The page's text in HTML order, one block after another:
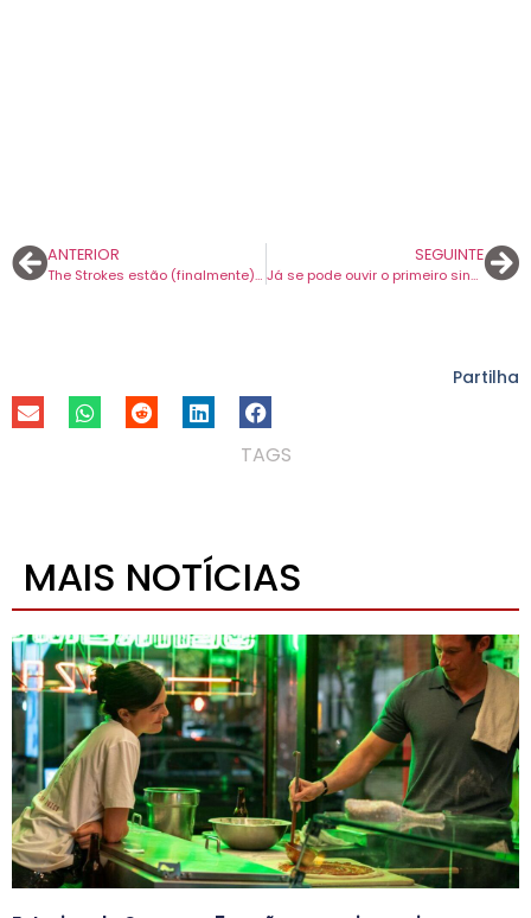
ANTERIOR
The Strokes estão (finalmente) de volta após seis anos. Novo disco chama-se ‘Reality Awaits’.
SEGUINTE
Já se pode ouvir o primeiro single do novo álbum dos The Strokes. Chama-se “Going Shopping”.
Partilha
TAGS
MAIS NOTÍCIAS